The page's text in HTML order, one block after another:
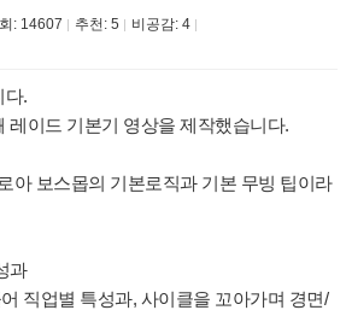
: 14607 추천: 5 비공감: 4
다.
레이드 기본기 영상을 제작했습니다.
아 보스몹의 기본로직과 기본 무빙 팁이라
과
직업별 특성과, 사이클을 꼬아가며 경면/